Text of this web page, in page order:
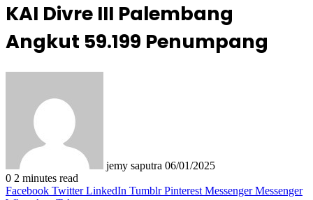
KAI Divre III Palembang
Angkut 59.199 Penumpang
jemy saputra 06/01/2025
0 2 minutes read
Facebook Twitter LinkedIn Tumblr Pinterest Messenger Messenger